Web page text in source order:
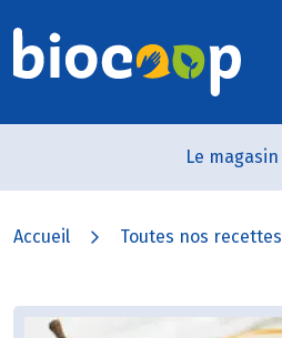
Le magasin
Accueil Toutes nos recettes